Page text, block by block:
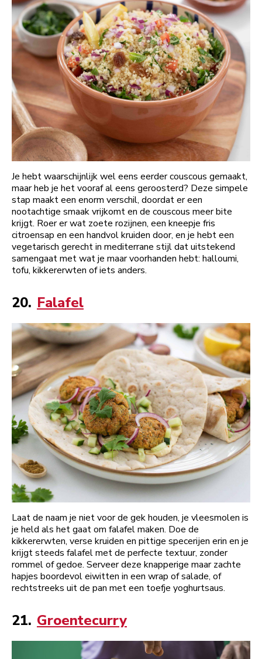
Je hebt waarschijnlijk wel eens eerder couscous gemaakt,
maar heb je het vooraf al eens geroosterd? Deze simpele
stap maakt een enorm verschil, doordat er een
nootachtige smaak vrijkomt en de couscous meer bite
krijgt. Roer er wat zoete rozijnen, een kneepje fris
citroensap en een handvol kruiden door, en je hebt een
vegetarisch gerecht in mediterrane stijl dat uitstekend
samengaat met wat je maar voorhanden hebt: halloumi,
tofu, kikkererwten of iets anders.
20. Falafel
Laat de naam je niet voor de gek houden, je vleesmolen is
je held als het gaat om falafel maken. Doe de
kikkererwten, verse kruiden en pittige specerijen erin en je
krijgt steeds falafel met de perfecte textuur, zonder
rommel of gedoe. Serveer deze knapperige maar zachte
hapjes boordevol eiwitten in een wrap of salade, of
rechtstreeks uit de pan met een toefje yoghurtsaus.
21. Groentecurry